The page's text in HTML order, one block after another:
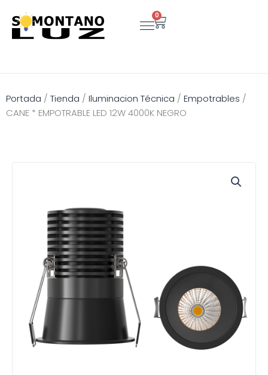
contenido
0
Carrito
Portada / Tienda / Iluminacion Técnica / Empotrables /
CANE * EMPOTRABLE LED 12W 4000K NEGRO